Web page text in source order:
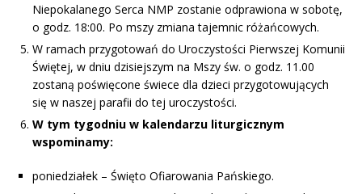
Niepokalanego Serca NMP zostanie odprawiona w sobotę,
o godz. 18:00. Po mszy zmiana tajemnic różańcowych.
W ramach przygotowań do Uroczystości Pierwszej Komunii
Świętej, w dniu dzisiejszym na Mszy św. o godz. 11.00
zostaną poświęcone świece dla dzieci przygotowujących
się w naszej parafii do tej uroczystości.
W tym tygodniu w kalendarzu liturgicznym
wspominamy:
poniedziałek – Święto Ofiarowania Pańskiego.